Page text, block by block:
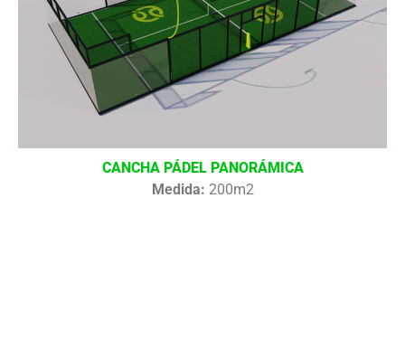
CANCHA PÁDEL PANORÁMICA
Medida: 200m2